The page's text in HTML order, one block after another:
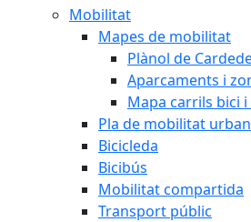
Mobilitat
Mapes de mobilitat
Plànol de
Aparcaments i
Mapa carrils bici
Pla de mobilitat
Bicicleda
Bicibús
Mobilitat compartida
Transport públic